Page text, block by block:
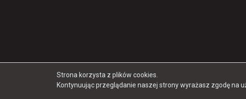
Strona korzysta z plików cookies.
Kontynuując przeglądanie naszej strony wyrażasz zgodę na